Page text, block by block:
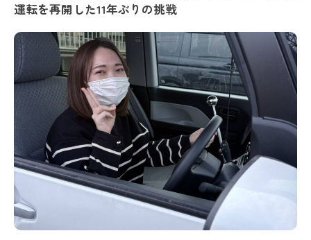
運転を再開した11年ぶりの挑戦